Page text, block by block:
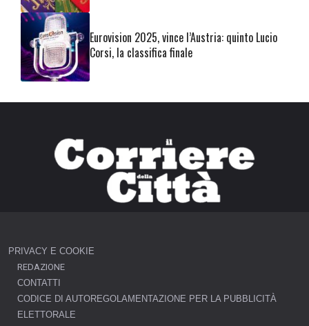
Eurovision 2025, vince l’Austria: quinto Lucio
Corsi, la classifica finale
PRIVACY E COOKIE
REDAZIONE
CONTATTI
CODICE DI AUTOREGOLAMENTAZIONE PER LA PUBBLICITÀ
ELETTORALE